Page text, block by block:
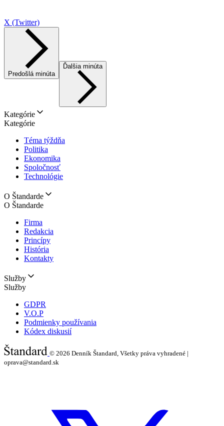
X (Twitter)
Predošlá minúta
Ďalšia minúta
Kategórie
Kategórie
Téma týždňa
Politika
Ekonomika
Spoločnosť
Technológie
O Štandarde
O Štandarde
Firma
Redakcia
Princípy
História
Kontakty
Služby
Služby
GDPR
V.O.P
Podmienky používania
Kódex diskusií
© 2026 Denník Štandard, Všetky práva vyhradené |
oprava@standard.sk